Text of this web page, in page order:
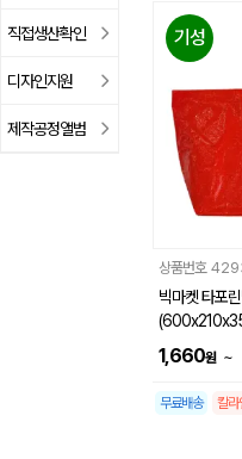
직접생산확인
디자인지원
제작공정앨범
기성
상품번호
빅마켓 타포
1,660원 ~
무료배송 칼라